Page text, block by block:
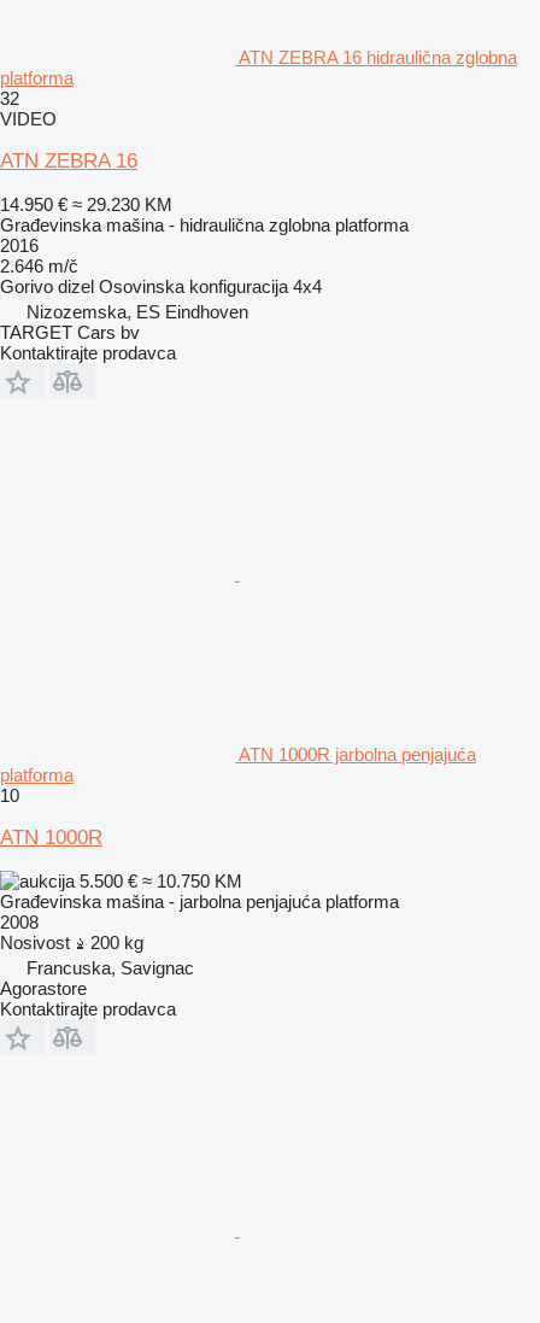
ATN ZEBRA 16 hidraulična zglobna
platforma
32
VIDEO
ATN ZEBRA 16
14.950 € ≈ 29.230 KM
Građevinska mašina - hidraulična zglobna platforma
2016
2.646 m/č
Gorivo dizel Osovinska konfiguracija 4x4
Nizozemska, ES Eindhoven
TARGET Cars bv
Kontaktirajte prodavca
ATN 1000R jarbolna penjajuća
platforma
10
ATN 1000R
5.500 € ≈ 10.750 KM
Građevinska mašina - jarbolna penjajuća platforma
2008
Nosivost
200 kg
Francuska, Savignac
Agorastore
Kontaktirajte prodavca